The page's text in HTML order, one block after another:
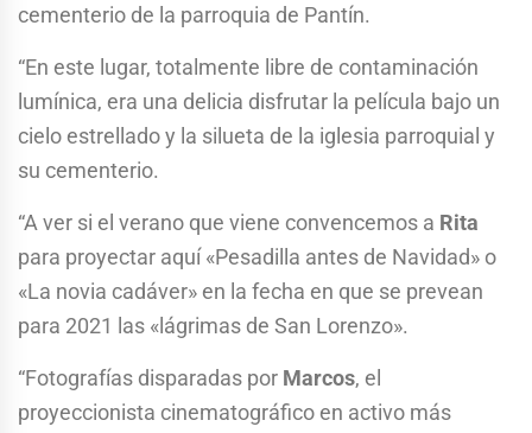
cementerio de la parroquia de Pantín.
“En este lugar, totalmente libre de contaminación
lumínica, era una delicia disfrutar la película bajo un
cielo estrellado y la silueta de la iglesia parroquial y
su cementerio.
“A ver si el verano que viene convencemos a Rita
para proyectar aquí «Pesadilla antes de Navidad» o
«La novia cadáver» en la fecha en que se prevean
para 2021 las «lágrimas de San Lorenzo».
“Fotografías disparadas por Marcos, el
proyeccionista cinematográfico en activo más